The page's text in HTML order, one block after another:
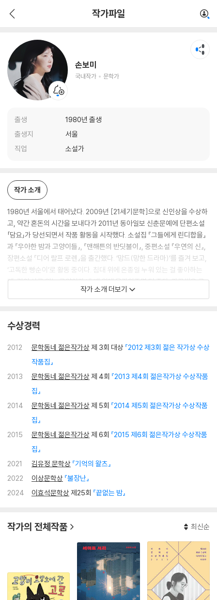
작가파일
손보미
국내작가 문학가
출생
1980년 출생
출생지
서울
직업
소설가
작가 소개
1980년 서울에서 태어났다. 2009년 [21세기문학]으로 신인상을 수상하
고, 약간 혼돈의 시간을 보내다가 2011년 동아일보 신춘문예에 단편소설
「담요」가 당선되면서 작품 활동을 시작했다. 소설집 『그들에게 린디합을』
과 『우아한 밤과 고양이들』, 『맨해튼의 반딧불이』, 중편소설 『우연의 신』,
장편소설 『디어 랄프 로렌』을 출간했다. ‘망드(망한 드라마)’를 즐겨 보고,
‘고독한 빵순이’로 활동 중이다. 침대 위에 온종일 누워 있는 걸 좋아하는
데, 같이 살고 있는 고양이가 내 배 위에 올라와주면 더 좋다. 가끔씩은 고
양이가 엄청 부럽다. 천성이 게으른데 안 게으르게 살려고 언제나 노력한
회 대산문학상, 2022년 제45회 이상문학상 대상을 수상했다.
작가 소개 더보기
수상경력
2012 문학동네 젊은작가상 제 3회 대상 『2012 제3회 젊은 작가상 수상
작품집』
2013
문학동네 젊은작가상 제 4회 『2013 제4회 젊은작가상 수상작품
집』
2014
문학동네 젊은작가상 제 5회 『2014 제5회 젊은작가상 수상작품
집』
2015
문학동네 젊은작가상 제 6회 『2015 제6회 젊은작가상 수상작품
집』
2021
김유정 문학상 『기억의 왈츠』
2022
이상문학상 『불장난』
2024
이효석문학상 제25회 『끝없는 밤』
작가의 전체작품 최신순